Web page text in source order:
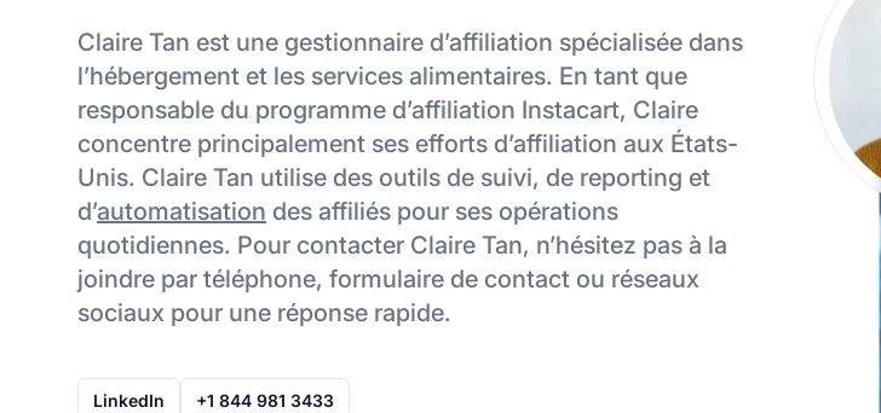
Claire Tan est une gestionnaire d’affiliation spécialisée dans
l’hébergement et les services alimentaires. En tant que
responsable du programme d’affiliation Instacart, Claire
concentre principalement ses efforts d’affiliation aux États-
Unis. Claire Tan utilise des outils de suivi, de reporting et
d’automatisation des affiliés pour ses opérations
quotidiennes. Pour contacter Claire Tan, n’hésitez pas à la
joindre par téléphone, formulaire de contact ou réseaux
sociaux pour une réponse rapide.
LinkedIn +1 844 981 3433